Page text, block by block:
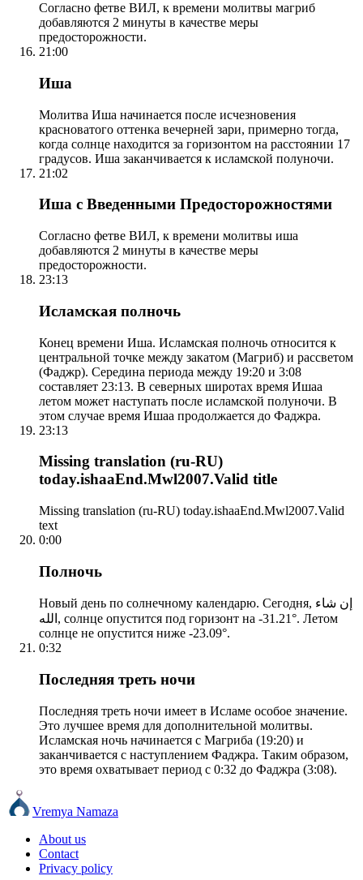
Согласно фетве ВИЛ, к времени молитвы магриб
добавляются 2 минуты в качестве меры
предосторожности.
21:00
Иша
Молитва Иша начинается после исчезновения
красноватого оттенка вечерней зари, примерно тогда,
когда солнце находится за горизонтом на расстоянии 17
градусов. Иша заканчивается к исламской полуночи.
21:02
Иша с Введенными Предосторожностями
Согласно фетве ВИЛ, к времени молитвы иша
добавляются 2 минуты в качестве меры
предосторожности.
23:13
Исламская полночь
Конец времени Иша. Исламская полночь относится к
центральной точке между закатом (Магриб) и рассветом
(Фаджр). Середина периода между 19:20 и 3:08
составляет 23:13. В северных широтах время Ишаа
летом может наступать после исламской полуночи. В
этом случае время Ишаа продолжается до Фаджра.
23:13
Missing translation (ru-RU)
today.ishaaEnd.Mwl2007.Valid title
Missing translation (ru-RU) today.ishaaEnd.Mwl2007.Valid
text
0:00
Полночь
Новый день по солнечному календарю. Сегодня, إن شاء
الله, солнце опустится под горизонт на -31.21°. Летом
солнце не опустится ниже -23.09°.
0:32
Последняя треть ночи
Последняя треть ночи имеет в Исламе особое значение.
Это лучшее время для дополнительной молитвы.
Исламская ночь начинается с Магриба (19:20) и
заканчивается с наступлением Фаджра. Таким образом,
это время охватывает период с 0:32 до Фаджра (3:08).
Vremya Namaza
About us
Contact
Privacy policy